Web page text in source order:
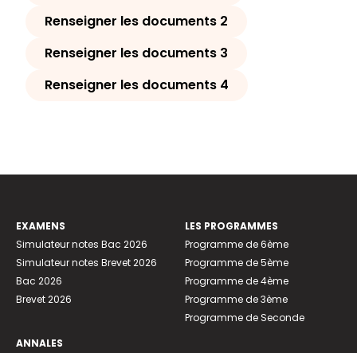
Renseigner les documents 2
Renseigner les documents 3
Renseigner les documents 4
EXAMENS
Simulateur notes Bac 2026
Simulateur notes Brevet 2026
Bac 2026
Brevet 2026
ANNALES
LES PROGRAMMES
Programme de 6ème
Programme de 5ème
Programme de 4ème
Programme de 3ème
Programme de Seconde